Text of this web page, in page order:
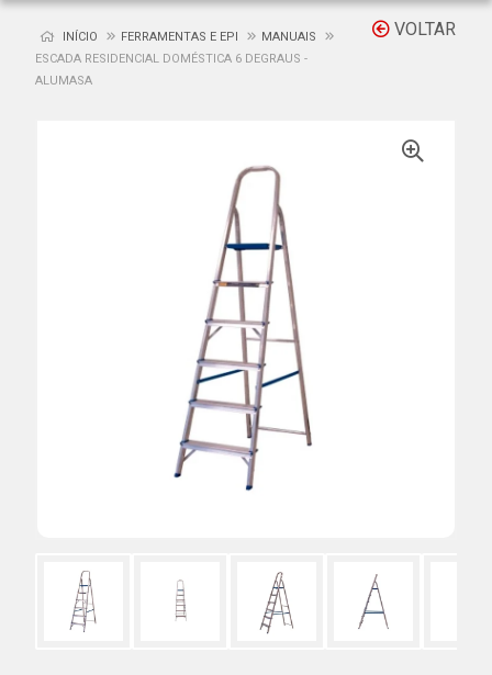
VOLTAR
INÍCIO FERRAMENTAS E EPI
MANUAIS
ESCADA RESIDENCIAL DOMÉSTICA 6 DEGRAUS -
ALUMASA